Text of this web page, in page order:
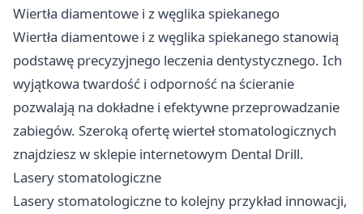
Wiertła diamentowe i z węglika spiekanego
Wiertła diamentowe i z węglika spiekanego stanowią
podstawę precyzyjnego leczenia dentystycznego. Ich
wyjątkowa twardość i odporność na ścieranie
pozwalają na dokładne i efektywne przeprowadzanie
zabiegów. Szeroką ofertę wierteł stomatologicznych
znajdziesz w sklepie internetowym Dental Drill.
Lasery stomatologiczne
Lasery stomatologiczne to kolejny przykład innowacji,